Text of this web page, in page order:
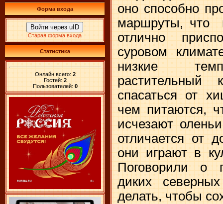
Форма входа
Войти через uID
Старая форма входа
Статистика
Онлайн всего: 2
Гостей: 2
Пользователей: 0
оно способно
маршруты, что
отлично
суровом
низкие
спасаться от
чем питаются,
исчезают
отличается от
они играют в
Поговорили о
диких
делать, чтобы